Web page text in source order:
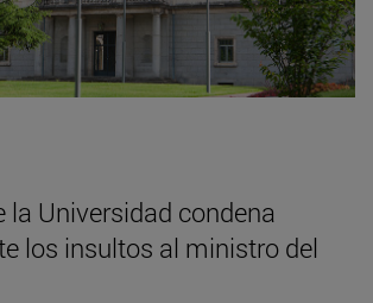
la Universidad condena
los insultos al ministro del